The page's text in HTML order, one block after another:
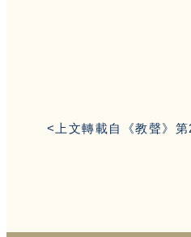
<上文轉載自《教聲》